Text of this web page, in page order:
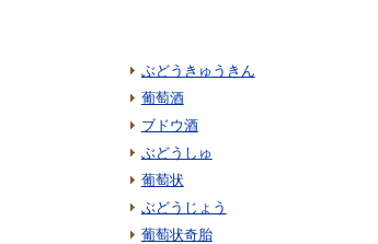
ぶどうきゅうきん
葡萄酒
ブドウ酒
ぶどうしゅ
葡萄状
ぶどうじょう
葡萄状奇胎